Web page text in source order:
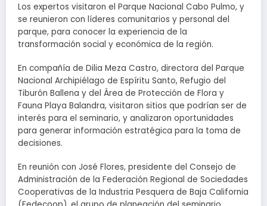
Los expertos visitaron el Parque Nacional Cabo Pulmo, y
se reunieron con líderes comunitarios y personal del
parque, para conocer la experiencia de la
transformación social y económica de la región.
En compañía de Dilia Meza Castro, directora del Parque
Nacional Archipiélago de Espíritu Santo, Refugio del
Tiburón Ballena y del Área de Protección de Flora y
Fauna Playa Balandra, visitaron sitios que podrían ser de
interés para el seminario, y analizaron oportunidades
para generar información estratégica para la toma de
decisiones.
En reunión con José Flores, presidente del Consejo de
Administración de la Federación Regional de Sociedades
Cooperativas de la Industria Pesquera de Baja California